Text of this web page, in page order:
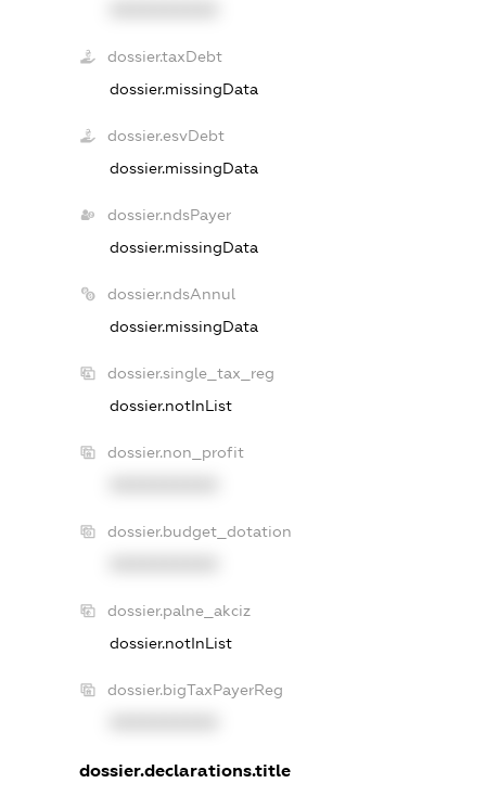
dossier.taxDebt
dossier.missingData
dossier.esvDebt
dossier.missingData
dossier.ndsPayer
dossier.missingData
dossier.ndsAnnul
dossier.missingData
dossier.single_tax_reg
dossier.notInList
dossier.non_profit
dossier.budget_dotation
dossier.palne_akciz
dossier.notInList
dossier.bigTaxPayerReg
dossier.declarations.title